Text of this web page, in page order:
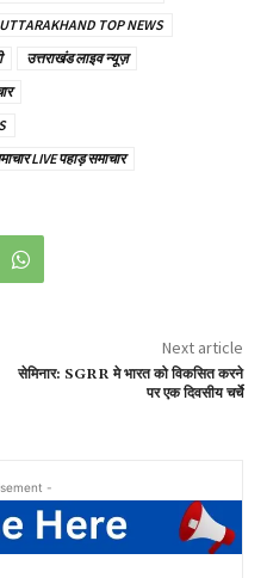
UTTARAKHAND TOP NEWS
उत्तराखंड लाइव न्यूज़
LIVE पहाड़ समाचार
Next article
सेमिनार: SGRR मे भारत को विकसित करने
पर एक दिवसीय चर्चे
-